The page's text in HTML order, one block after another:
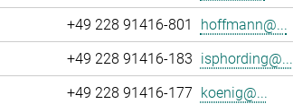
+49 228 91416-801 hoffmann@...
+49 228 91416-183 isphording@...
+49 228 91416-177 koenig@...